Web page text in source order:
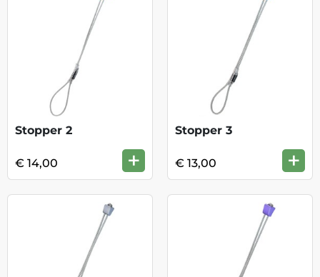
Stopper 2
€ 14,00 +
Stopper 3
€ 13,00 +